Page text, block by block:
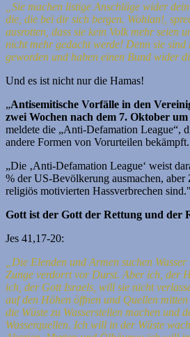
„Sie machen listige Anschläge wider
die, die bei dir sich bergen. Wohlan!,
ausrotten, dass sie kein Volk mehr seien
nicht mehr gedacht werde! Denn sie sind
geworden und haben einen Bund wider
Und es ist nicht nur die Hamas!
„Antisemitische Vorfälle in den
zwei Wochen nach dem 7. Oktober um
meldete die „Anti-Defamation League“,
andere Formen von Vorurteilen bekämpft.
„Die ‚Anti-Defamation League‘ weist
% der US-Bevölkerung ausmachen,
religiös motivierten Hassverbrechen sind."
Gott ist der Gott der Rettung und der
Jes 41,17-20:
„Die Elenden und Armen suchen
Zunge verdorrt vor Durst. Aber ich, der
ich, der Gott Israels, will sie nicht
auf den Höhen öffnen und Quellen
die Wüste zu Wasserstellen machen und
Wasserquellen. Ich will in der Wüste